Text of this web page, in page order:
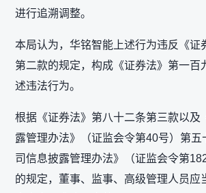
进行追溯调整。
本局认为，华铭智能上述行为违反《证
第二款的规定，构成《证券法》第一百
述违法行为。
根据《证券法》第八十二条第三款以及
露管理办法》（证监会令第40号）第五
司信息披露管理办法》（证监会令第
的规定，董事、监事、高级管理人员应